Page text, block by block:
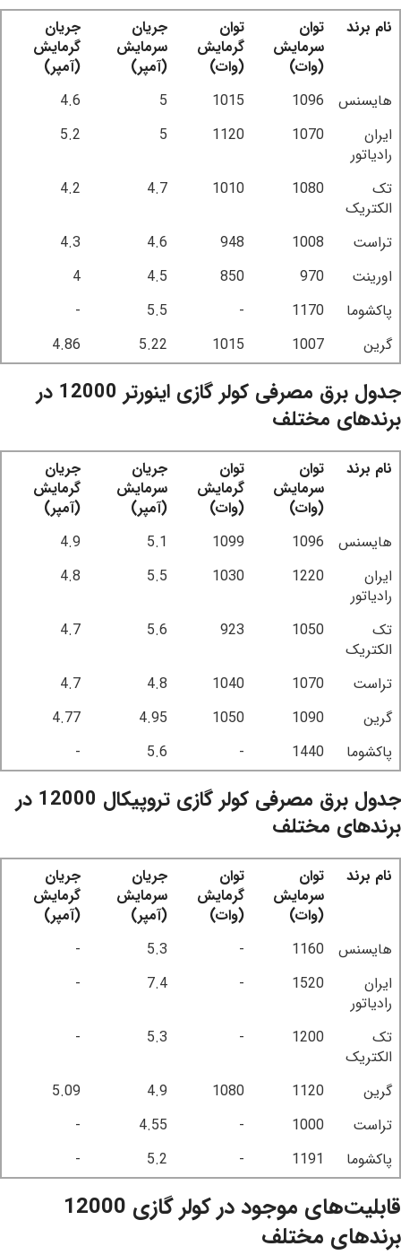
نام برند
توان
سرمایش
(وات)
توان
گرمایش
(وات)
جریان
سرمایش
(آمپر)
جریان
گرمایش
(آمپر)
هایسنس
1096
1015
5
4.6
ایران
رادیاتور
1070
1120
5
5.2
تک
الکتریک
1080
1010
4.7
4.2
تراست 1008
948
4.6
4.3
اورینت
970
850
4.5
4
پاکشوما
1170
-
5.5
-
گرین
1007
1015
5.22
4.86
جدول برق مصرفی کولر گازی اینورتر 12000 در
برندهای مختلف
نام برند
توان
سرمایش
(وات)
توان
گرمایش
(وات)
جریان
سرمایش
(آمپر)
جریان
گرمایش
(آمپر)
هایسنس
1096
1099
5.1
4.9
ایران
رادیاتور
1220
1030
5.5
4.8
تک
الکتریک
1050
923
5.6
4.7
تراست 1070
1040
4.8
4.7
گرین
1090
1050
4.95
4.77
پاکشوما
1440
-
5.6
-
جدول برق مصرفی کولر گازی تروپیکال 12000 در
برندهای مختلف
نام برند
توان
سرمایش
(وات)
توان
گرمایش
(وات)
جریان
سرمایش
(آمپر)
جریان
گرمایش
(آمپر)
هایسنس
1160
-
5.3
-
ایران
رادیاتور
1520
-
7.4
-
تک
الکتریک
1200
-
5.3
-
گرین 1120
1080
4.9
5.09
تراست
1000
-
4.55
-
پاکشوما
1191
-
5.2
-
قابلیت‌های موجود در کولر گازی 12000
برندهای مختلف